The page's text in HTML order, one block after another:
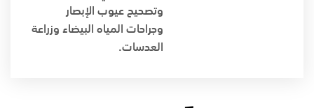
وتصحيح عيوب الإبصار
وجراحات المياه البيضاء وزراعة
العدسات.